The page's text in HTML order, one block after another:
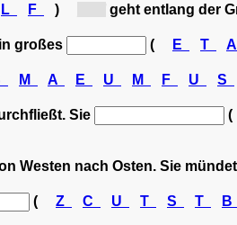
L F ) geht entlang der
großes ( E T A
M A E U M F U S
Sie (
Westen nach Osten. Sie
( Z C U T S T B